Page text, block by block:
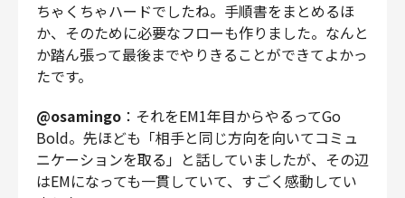
ちゃくちゃハードでしたね。手順書をまとめるほ
か、そのために必要なフローも作りました。なんと
か踏ん張って最後までやりきることができてよかっ
たです。
@osamingo ：それをEM1年目からやるってGo
Bold。先ほども「相手と同じ方向を向いてコミュ
ニケーションを取る」と話していましたが、その辺
はEMになっても一貫していて、すごく感動してい